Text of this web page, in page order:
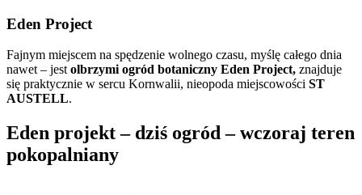
Eden Project
Fajnym miejscem na spędzenie wolnego czasu, myślę całego dnia
nawet – jestolbrzymi ogród botaniczny Eden Project, znajduje
się praktycznie w sercu Kornwalii, nieopoda miejscowości ST
AUSTELL.
Eden projekt – dziś ogród – wczoraj teren
pokopalniany